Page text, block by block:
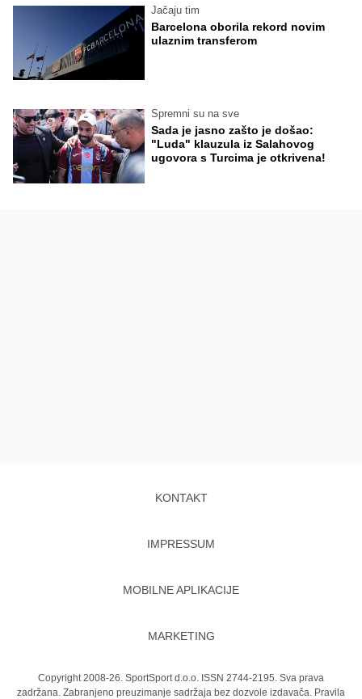
Jačaju tim
Barcelona oborila rekord novim
ulaznim transferom
Spremni su na sve
Sada je jasno zašto je došao:
"Luda" klauzula iz Salahovog
ugovora s Turcima je otkrivena!
KONTAKT
IMPRESSUM
MOBILNE APLIKACIJE
MARKETING
Copyright 2008-26. SportSport d.o.o. ISSN 2744-2195. Sva prava
zadržana. Zabranjeno preuzimanje sadržaja bez dozvole izdavača. Pravila